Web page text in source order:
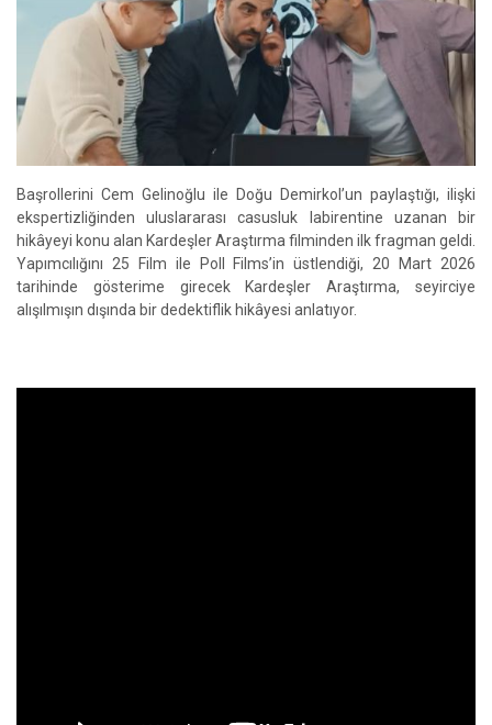
Başrollerini Cem Gelinoğlu ile Doğu Demirkol’un paylaştığı, ilişki
ekspertizliğinden uluslararası casusluk labirentine uzanan bir
hikâyeyi konu alan Kardeşler Araştırma filminden ilk fragman geldi.
Yapımcılığını 25 Film ile Poll Films’in üstlendiği, 20 Mart 2026
tarihinde gösterime girecek Kardeşler Araştırma, seyirciye
alışılmışın dışında bir dedektiflik hikâyesi anlatıyor.